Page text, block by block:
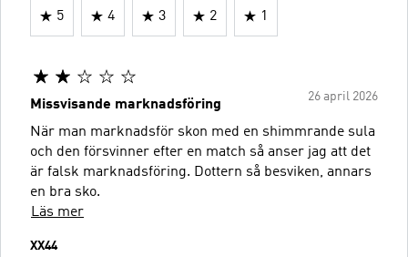
5 4 3 2 1
26 april 2026
Missvisande marknadsföring
När man marknadsför skon med en shimmrande sula
och den försvinner efter en match så anser jag att det
är falsk marknadsföring. Dottern så besviken, annars
en bra sko.
Läs mer
XX44